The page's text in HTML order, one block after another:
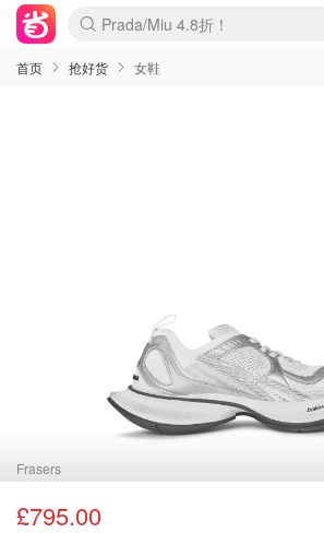
麦卢卡蜂蜜夏促！个位数！
Prada/Miu 4.8折！
啥？必胜客披萨5折！
首页 抢好货 女鞋
Frasers
£795.00